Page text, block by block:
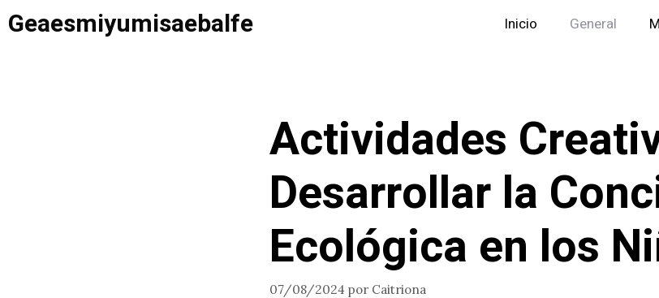
Saltar
Geaesmiyumisaebalfe Inicio General
Actividades
Desarrollar la
Ecológica en los
07/08/2024 por Caitriona